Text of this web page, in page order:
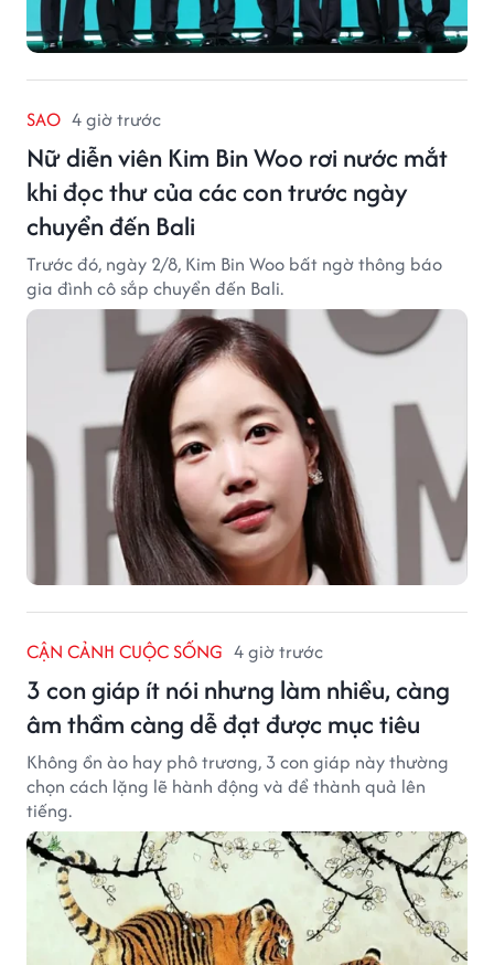
SAO 4 giờ trước
Nữ diễn viên Kim Bin Woo rơi nước mắt
khi đọc thư của các con trước ngày
chuyển đến Bali
Trước đó, ngày 2/8, Kim Bin Woo bất ngờ thông báo
gia đình cô sắp chuyển đến Bali.
CẬN CẢNH CUỘC SỐNG 4 giờ trước
3 con giáp ít nói nhưng làm nhiều, càng
âm thầm càng dễ đạt được mục tiêu
Không ồn ào hay phô trương, 3 con giáp này thường
chọn cách lặng lẽ hành động và để thành quả lên
tiếng.